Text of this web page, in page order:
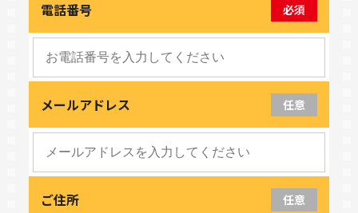
電話番号 必須
メールアドレス 任意
ご住所 任意